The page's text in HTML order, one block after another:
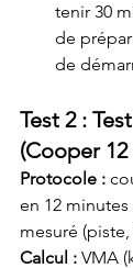
tenir 30
de
de
Test 2 :
(Cooper 12
Protocole :
en 12
mesuré (piste,
Calcul : VMA